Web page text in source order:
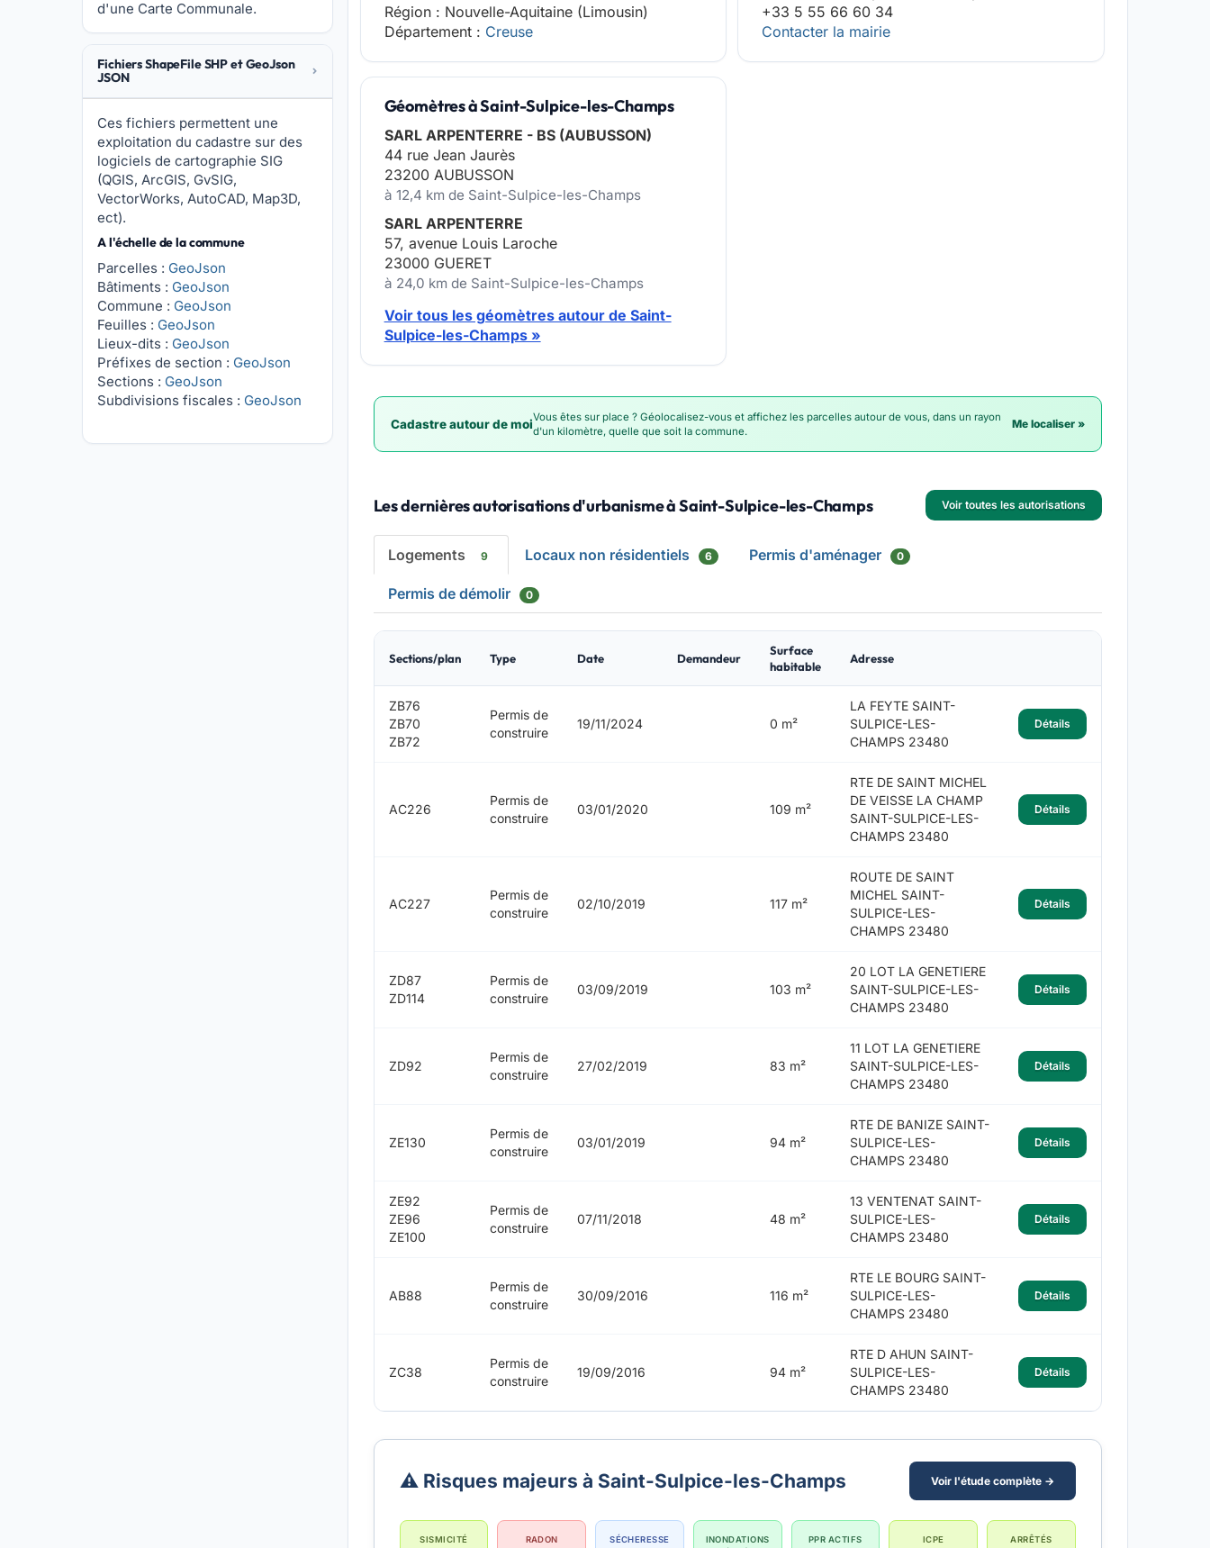
d'une Carte Communale.
Fichiers ShapeFile SHP et GeoJson
JSON
Ces fichiers permettent une
exploitation du cadastre sur des
logiciels de cartographie SIG
(QGIS, ArcGIS, GvSIG,
VectorWorks, AutoCAD, Map3D,
ect).
A l'échelle de la commune
Parcelles : GeoJson
Bâtiments : GeoJson
Commune : GeoJson
Feuilles : GeoJson
Lieux-dits : GeoJson
Préfixes de section : GeoJson
Sections : GeoJson
Subdivisions fiscales : GeoJson
Région : Nouvelle-Aquitaine (Limousin)
Département : Creuse
+33 5 55 66 60 34
Contacter la mairie
Géomètres à Saint-Sulpice-les-Champs
SARL ARPENTERRE - BS (AUBUSSON)
44 rue Jean Jaurès
23200 AUBUSSON
à 12,4 km de Saint-Sulpice-les-Champs
SARL ARPENTERRE
57, avenue Louis Laroche
23000 GUERET
à 24,0 km de Saint-Sulpice-les-Champs
Voir tous les géomètres autour de Saint-
Sulpice-les-Champs »
Cadastre autour de moiVous êtes sur place ? Géolocalisez-vous et affichez les parcelles autour de vous, dans un rayon
d'un kilomètre, quelle que soit la commune.
Me localiser »
Les dernières autorisations d'urbanisme à Saint-Sulpice-les-Champs Voir toutes les autorisations
Logements 9 Locaux non résidentiels 6 Permis d'aménager 0
Permis de démolir 0
Sections/plan Type Date Demandeur
Surface
habitable
Adresse
ZB76
ZB70
ZB72
Permis de
construire
19/11/2024 0 m²
LA FEYTE SAINT-
SULPICE-LES-
CHAMPS 23480
Détails
AC226
Permis de
construire
03/01/2020 109 m²
RTE DE SAINT MICHEL
DE VEISSE LA CHAMP
SAINT-SULPICE-LES-
CHAMPS 23480
Détails
AC227
Permis de
construire
02/10/2019 117 m²
ROUTE DE SAINT
MICHEL SAINT-
SULPICE-LES-
CHAMPS 23480
Détails
ZD87
ZD114
Permis de
construire
03/09/2019 103 m²
20 LOT LA GENETIERE
SAINT-SULPICE-LES-
CHAMPS 23480
Détails
ZD92
Permis de
construire
27/02/2019 83 m²
11 LOT LA GENETIERE
SAINT-SULPICE-LES-
CHAMPS 23480
Détails
ZE130
Permis de
construire
03/01/2019 94 m²
RTE DE BANIZE SAINT-
SULPICE-LES-
CHAMPS 23480
Détails
ZE92
ZE96
ZE100
Permis de
construire
07/11/2018 48 m²
13 VENTENAT SAINT-
SULPICE-LES-
CHAMPS 23480
Détails
AB88
Permis de
construire
30/09/2016 116 m²
RTE LE BOURG SAINT-
SULPICE-LES-
CHAMPS 23480
Détails
ZC38
Permis de
construire
19/09/2016 94 m²
RTE D AHUN SAINT-
SULPICE-LES-
CHAMPS 23480
Détails
⚠️ Risques majeurs à Saint-Sulpice-les-Champs Voir l'étude complète →
SISMICITÉ RADON SÉCHERESSE
INONDATIONS
PPR ACTIFS ICPE
ARRÊTÉS